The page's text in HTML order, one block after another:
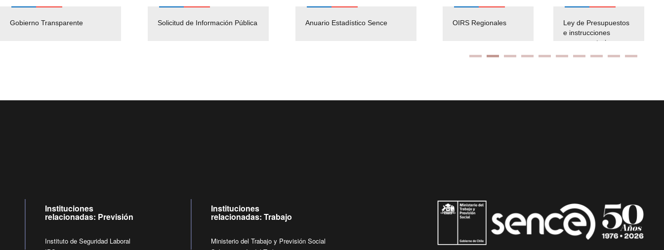
Gobierno Transparente Solicitud de Información Pública Anuario Estadístico Sence
Pago Proveedores
Empleos Públicos
Solicitud Audiencias y
OIRS Regionales
Ley de Presupuestos
e instrucciones
presuspuetarias
Instituciones
relacionadas: Previsión
Instituto de Seguridad Laboral
Instituciones
relacionadas: Trabajo
Ministerio del Trabajo y Previsión Social